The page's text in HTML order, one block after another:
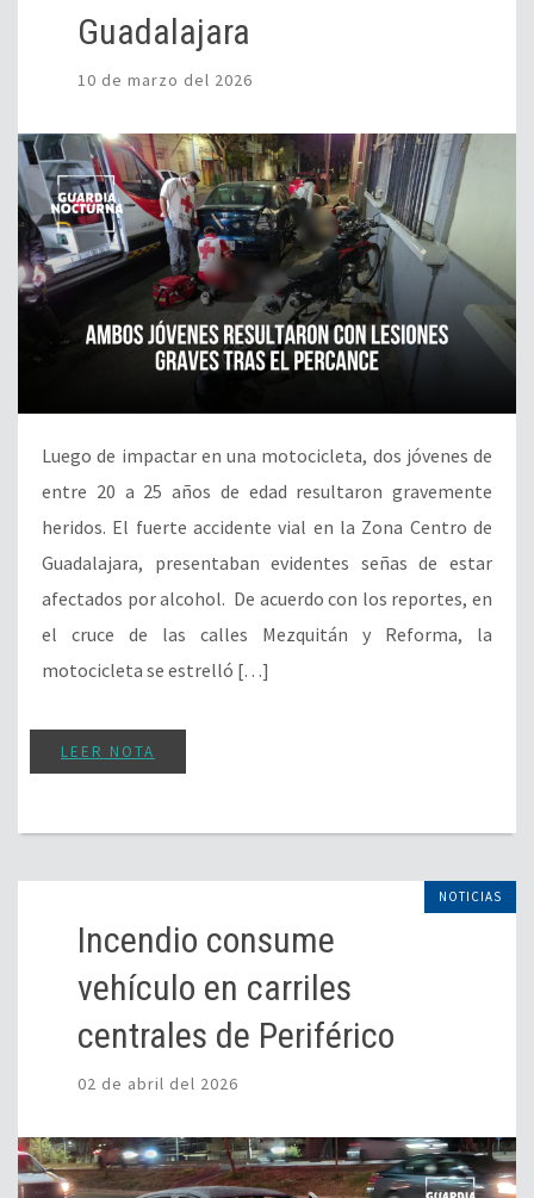
Guadalajara
10 de marzo del 2026
Luego de impactar en una motocicleta, dos jóvenes de
entre 20 a 25 años de edad resultaron gravemente
heridos. El fuerte accidente vial en la Zona Centro de
Guadalajara, presentaban evidentes señas de estar
afectados por alcohol. De acuerdo con los reportes, en
el cruce de las calles Mezquitán y Reforma, la
motocicleta se estrelló […]
LEER NOTA
NOTICIAS
Incendio consume
vehículo en carriles
centrales de Periférico
02 de abril del 2026